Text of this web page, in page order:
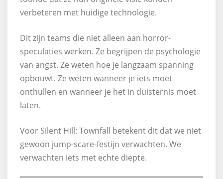
verbeteren met huidige technologie.
Dit zijn teams die niet alleen aan horror-
speculaties werken. Ze begrijpen de psychologie
van angst. Ze weten hoe je langzaam spanning
opbouwt. Ze weten wanneer je iets moet
onthullen en wanneer je het in duisternis moet
laten.
Voor Silent Hill: Townfall betekent dit dat we niet
gewoon jump-scare-festijn verwachten. We
verwachten iets met echte diepte.